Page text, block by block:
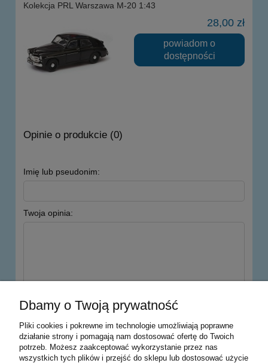
Kolekcja PRL Warszawa M-20 1:43
28,00 zł
powiadom o
dostępności
Opinie o produkcie (0)
Imię lub pseudonim:
Twoja opinia:
Warunki zakupów
Dbamy o Twoją prywatność
Pliki cookies i pokrewne im technologie umożliwiają poprawne
działanie strony i pomagają nam dostosować ofertę do Twoich
potrzeb. Możesz zaakceptować wykorzystanie przez nas
wszystkich tych plików i przejść do sklepu lub dostosować użycie